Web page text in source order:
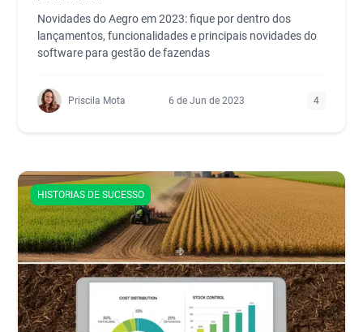
Novidades do Aegro em 2023: fique por dentro dos
lançamentos, funcionalidades e principais novidades do
software para gestão de fazendas
Priscila Mota 6 de Jun de 2023 4
HISTORIAS DE SUCESSO